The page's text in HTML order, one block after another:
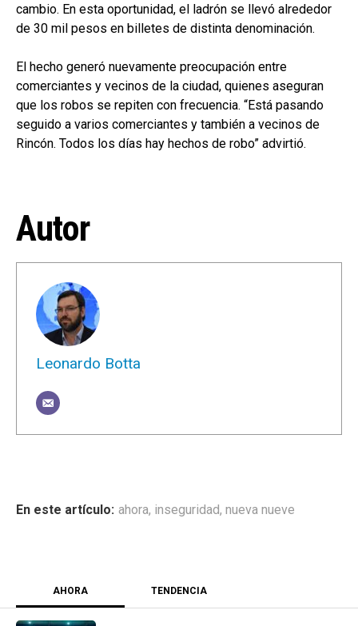
cambio. En esta oportunidad, el ladrón se llevó alrededor
de 30 mil pesos en billetes de distinta denominación.
El hecho generó nuevamente preocupación entre
comerciantes y vecinos de la ciudad, quienes aseguran
que los robos se repiten con frecuencia. “Está pasando
seguido a varios comerciantes y también a vecinos de
Rincón. Todos los días hay hechos de robo” advirtió.
Autor
Leonardo Botta
ahora, inseguridad, nueva nueve
AHORA TENDENCIA